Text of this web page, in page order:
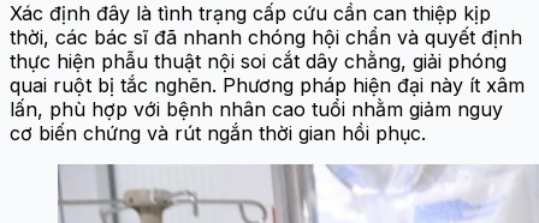
Xác định đây là tình trạng cấp cứu cần can thiệp kịp
thời, các bác sĩ đã nhanh chóng hội chẩn và quyết định
thực hiện phẫu thuật nội soi cắt dây chằng, giải phóng
quai ruột bị tắc nghẽn. Phương pháp hiện đại này ít xâm
lấn, phù hợp với bệnh nhân cao tuổi nhằm giảm nguy
cơ biến chứng và rút ngắn thời gian hồi phục.